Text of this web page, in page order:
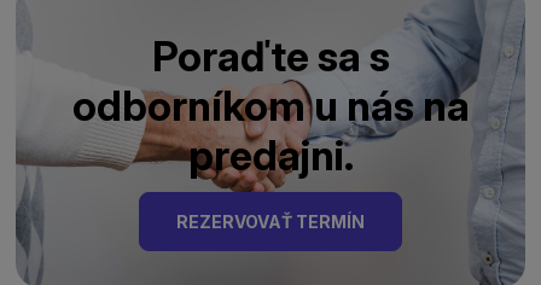
Poraďte sa s
odborníkom u nás na
predajni.
REZERVOVAŤ TERMÍN